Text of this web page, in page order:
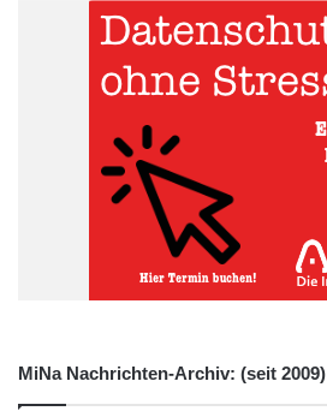
MiNa Nachrichten-Archiv: (seit 2009)